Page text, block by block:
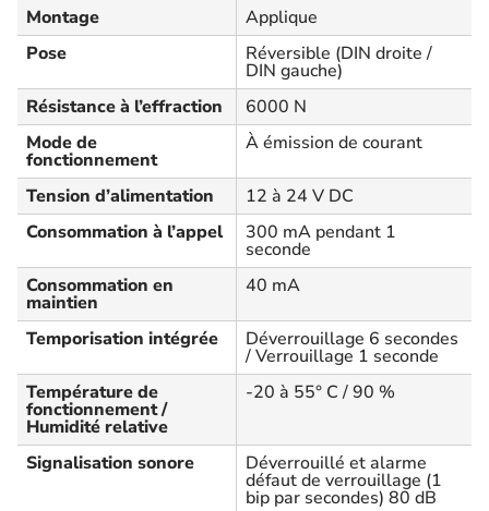
Montage
Applique
Pose
Réversible (DIN droite /
DIN gauche)
Résistance à l’effraction
6000 N
Mode de
fonctionnement
À émission de courant
Tension d’alimentation
12 à 24 V DC
Consommation à l’appel
300 mA pendant 1
seconde
Consommation en
maintien
40 mA
Temporisation intégrée Déverrouillage 6 secondes
/ Verrouillage 1 seconde
Température de
fonctionnement /
Humidité relative
-20 à 55° C / 90 %
Signalisation sonore Déverrouillé et alarme
défaut de verrouillage (1
bip par secondes) 80 dB